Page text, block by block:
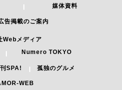
媒体資料
告掲載のご案内
Webメディア
Numero TOKYO
刊SPA! 孤独のグルメ
WEB